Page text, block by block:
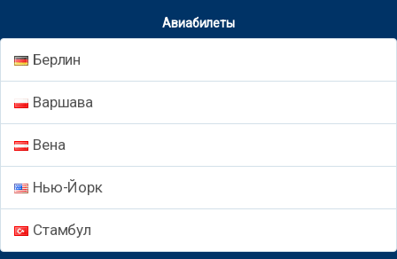
Авиабилеты
Берлин
Варшава
Вена
Нью-Йорк
Стамбул